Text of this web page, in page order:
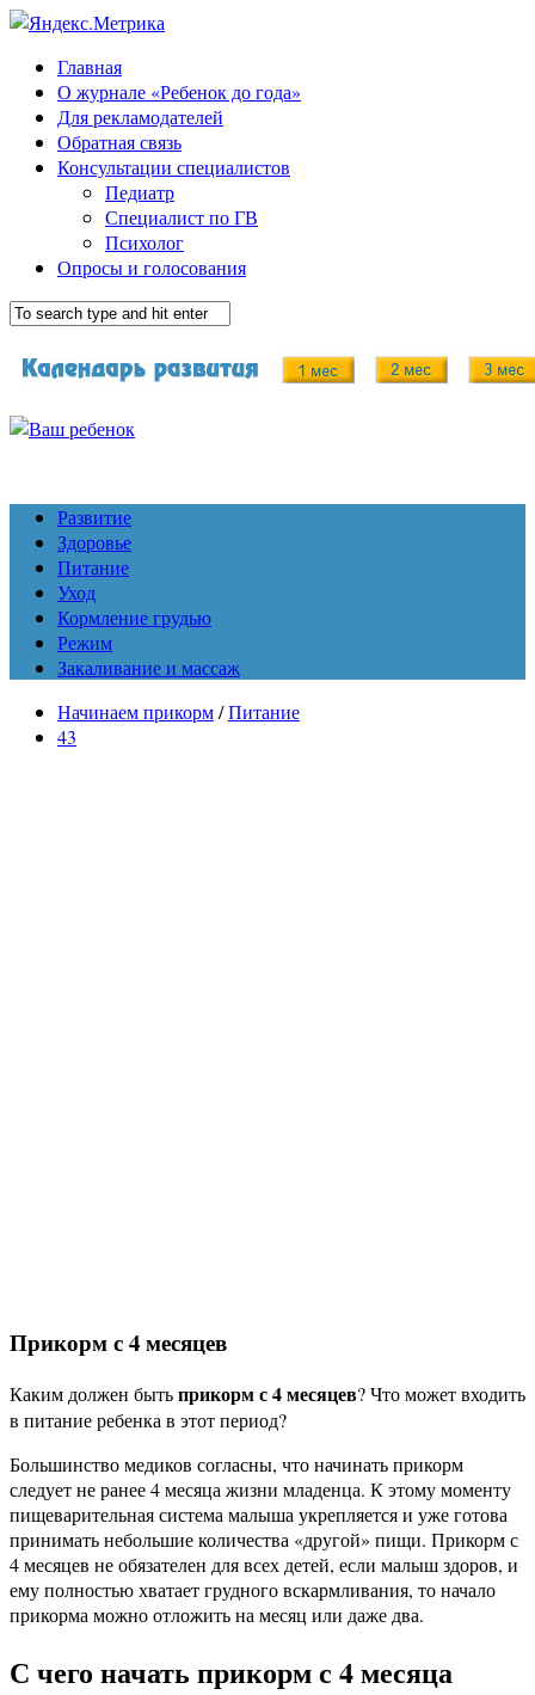
Главная
О журнале «Ребенок до года»
Для рекламодателей
Обратная связь
Консультации специалистов
Педиатр
Специалист по ГВ
Психолог
Опросы и голосования
Развитие
Здоровье
Питание
Уход
Кормление грудью
Режим
Закаливание и массаж
Начинаем прикорм/Питание
43
Прикорм с 4 месяцев
Каким должен бытьприкорм с 4 месяцев? Что может входить
в питание ребенка в этот период?
Большинство медиков согласны, что начинать прикорм
следует не ранее 4 месяца жизни младенца. К этому моменту
пищеварительная система малыша укрепляется и уже готова
принимать небольшие количества «другой» пищи. Прикорм с
4 месяцев не обязателен для всех детей, если малыш здоров, и
ему полностью хватает грудного вскармливания, то начало
прикорма можно отложить на месяц или даже два.
С чего начать прикорм с 4 месяца